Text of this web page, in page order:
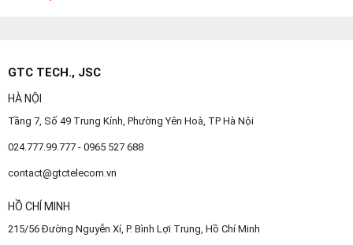
GTC TECH., JSC
HÀ NỘI
Tầng 7, Số 49 Trung Kính, Phường Yên Hoà, TP Hà Nội
024.777.99.777 - 0965 527 688
contact@gtctelecom.vn
HỒ CHÍ MINH
215/56 Đường Nguyễn Xí, P. Bình Lợi Trung, Hồ Chí Minh